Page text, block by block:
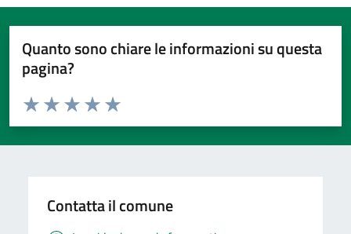
Quanto sono chiare le informazioni su questa
pagina?
Valuta da 1 a 5 stelle la pagina
Valuta 5 stelle su 5
Valuta 4 stelle su 5
Valuta 3 stelle su 5
Valuta 2 stelle su 5
Valuta 1 stelle su 5
Contatta il comune